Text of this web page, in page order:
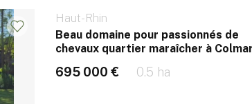
Haut-Rhin
Beau domaine pour passionnés de
chevaux quartier maraîcher à Colmar
695 000 € 0.5 ha